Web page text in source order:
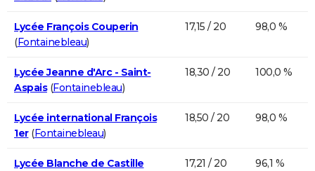
Lycée François Couperin
(Fontainebleau)
17,15 / 20 98,0 %
Lycée Jeanne d'Arc - Saint-
Aspais(Fontainebleau)
18,30 / 20 100,0 %
Lycée international François
1er(Fontainebleau)
18,50 / 20 98,0 %
Lycée Blanche de Castille
17,21 / 20 96,1 %